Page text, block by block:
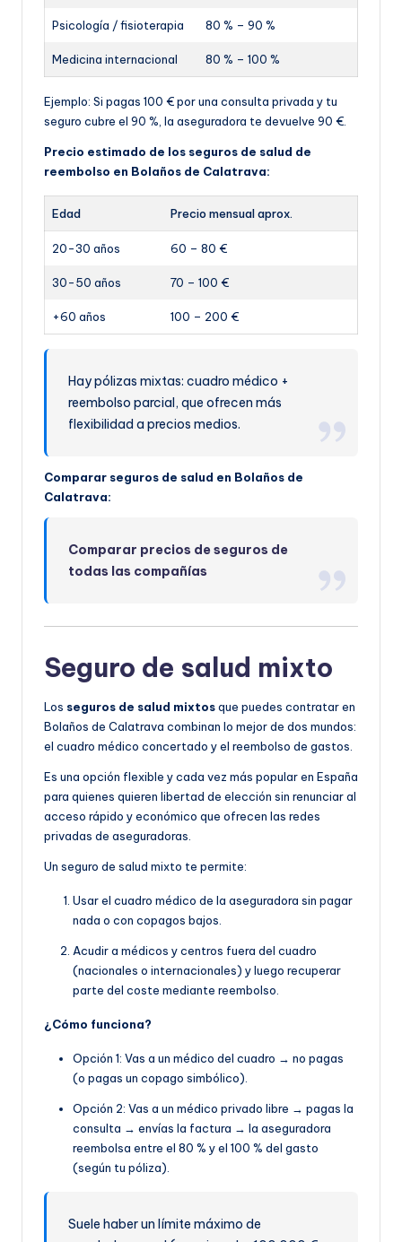
Psicología / fisioterapia 80 % – 90 %
Medicina internacional 80 % – 100 %
Ejemplo: Si pagas 100 € por una consulta privada y tu
seguro cubre el 90 %, la aseguradora te devuelve 90 €.
Precio estimado de los seguros de salud de
reembolso en Bolaños de Calatrava:
Edad Precio mensual aprox.
20-30 años 60 – 80 €
30-50 años 70 – 100 €
+60 años 100 – 200 €
Hay pólizas mixtas: cuadro médico +
reembolso parcial, que ofrecen más
flexibilidad a precios medios.
Comparar seguros de salud en Bolaños de
Calatrava:
Comparar precios de seguros de
todas las compañías
Seguro de salud mixto
Los seguros de salud mixtosque puedes contratar en
Bolaños de Calatrava combinan lo mejor de dos mundos:
el cuadro médico concertado y el reembolso de gastos.
Es una opción flexible y cada vez más popular en España
para quienes quieren libertad de elección sin renunciar al
acceso rápido y económico que ofrecen las redes
privadas de aseguradoras.
Un seguro de salud mixto te permite:
Usar el cuadro médico de la aseguradora sin pagar
nada o con copagos bajos.
Acudir a médicos y centros fuera del cuadro
(nacionales o internacionales) y luego recuperar
parte del coste mediante reembolso.
¿Cómo funciona?
Opción 1: Vas a un médico del cuadro → no pagas
(o pagas un copago simbólico).
Opción 2: Vas a un médico privado libre → pagas la
consulta → envías la factura → la aseguradora
reembolsa entre el 80 % y el 100 % del gasto
(según tu póliza).
Suele haber un límite máximo de